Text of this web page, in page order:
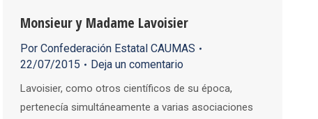
Monsieur y Madame Lavoisier
Por Confederación Estatal CAUMAS
22/07/2015
Deja un comentario
Lavoisier, como otros científicos de su época,
pertenecía simultáneamente a varias asociaciones